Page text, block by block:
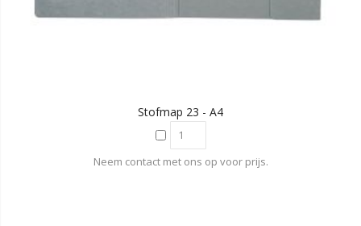
Stofmap 23 - A4
Neem contact met ons op voor prijs.